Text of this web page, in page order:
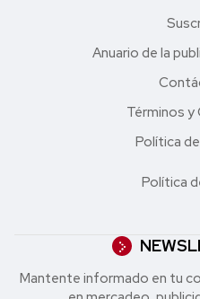
Anuario de la
Términos y
Política
Política
Mantente informado en tu